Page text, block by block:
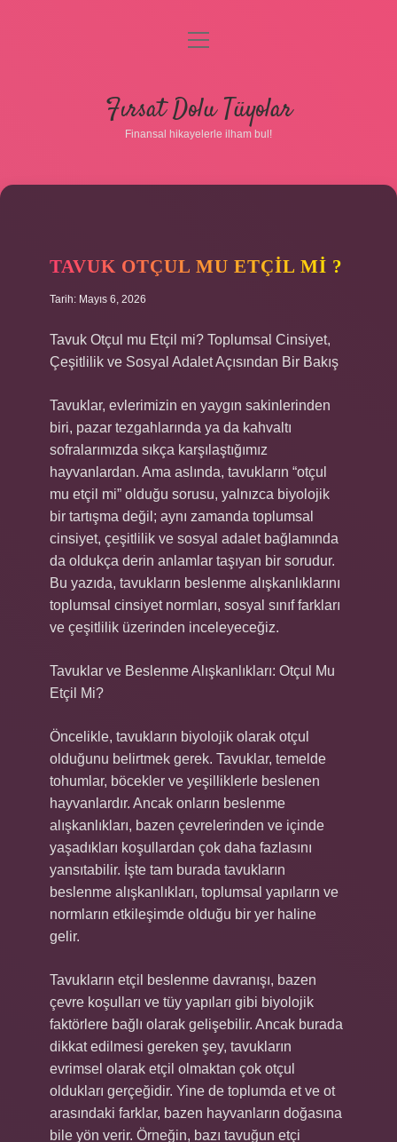
Gizlilik Politikası
Hakkımızda
menüyü
Fırsat Dolu Tüyolar
Finansal hikayelerle ilham bul!
TAVUK OTÇUL MU ETÇIL MI ?
Tarih: Mayıs 6, 2026
Tavuk Otçul mu Etçil mi? Toplumsal Cinsiyet,
Çeşitlilik ve Sosyal Adalet Açısından Bir Bakış
Tavuklar, evlerimizin en yaygın sakinlerinden
biri, pazar tezgahlarında ya da kahvaltı
sofralarımızda sıkça karşılaştığımız
hayvanlardan. Ama aslında, tavukların “otçul
mu etçil mi” olduğu sorusu, yalnızca biyolojik
bir tartışma değil; aynı zamanda toplumsal
cinsiyet, çeşitlilik ve sosyal adalet bağlamında
da oldukça derin anlamlar taşıyan bir sorudur.
Bu yazıda, tavukların beslenme alışkanlıklarını
toplumsal cinsiyet normları, sosyal sınıf farkları
ve çeşitlilik üzerinden inceleyeceğiz.
Tavuklar ve Beslenme Alışkanlıkları: Otçul Mu
Etçil Mi?
Öncelikle, tavukların biyolojik olarak otçul
olduğunu belirtmek gerek. Tavuklar, temelde
tohumlar, böcekler ve yeşilliklerle beslenen
hayvanlardır. Ancak onların beslenme
alışkanlıkları, bazen çevrelerinden ve içinde
yaşadıkları koşullardan çok daha fazlasını
yansıtabilir. İşte tam burada tavukların
beslenme alışkanlıkları, toplumsal yapıların ve
normların etkileşimde olduğu bir yer haline
gelir.
Tavukların etçil beslenme davranışı, bazen
çevre koşulları ve tüy yapıları gibi biyolojik
faktörlere bağlı olarak gelişebilir. Ancak burada
dikkat edilmesi gereken şey, tavukların
evrimsel olarak etçil olmaktan çok otçul
oldukları gerçeğidir. Yine de toplumda et ve ot
arasındaki farklar, bazen hayvanların doğasına
bile yön verir. Örneğin, bazı tavuğun etçi